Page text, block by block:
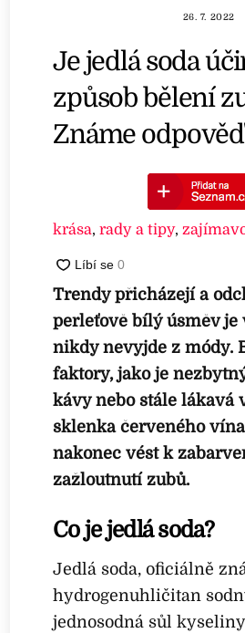
26. 7. 2022
Je jedlá soda
způsob bělení
Známe odpověď
krása,rady a tipy,
Trendy přicházejí a
perleťově bílý úsměv je
nikdy nevyjde z módy.
faktory, jako je
kávy nebo stále lákavá
sklenka červeného
nakonec vést k
zažloutnutí zubů.
Co je jedlá soda?
Jedlá soda, oficiálně
hydrogenuhličitan
jednosodná sůl